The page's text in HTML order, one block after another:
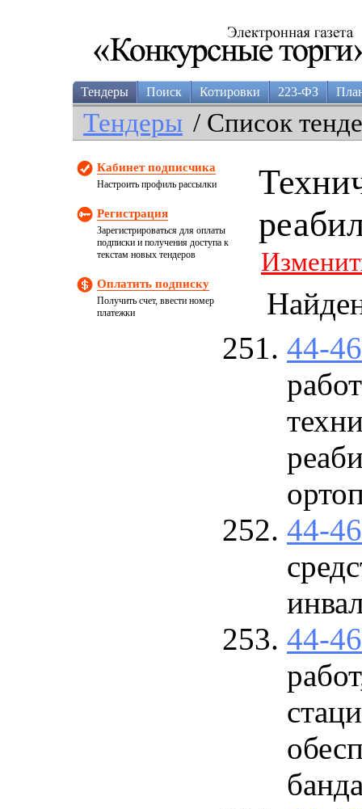
Тендеры Поиск Котировки 223-ФЗ
Тендеры / Список
Кабинет подписчика
Настроить профиль рассылки
Регистрация
Зарегистрироваться для оплаты
подписки и получения доступа к
текстам новых тендеров
Оплатить подписку
Получить счет, ввести номер
платежки
44-
44-
44-